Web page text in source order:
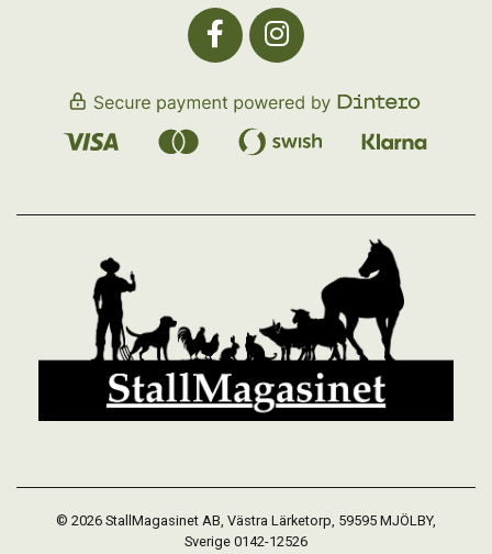
© 2026 StallMagasinet AB, Västra Lärketorp, 59595 MJÖLBY,
Sverige 0142-12526